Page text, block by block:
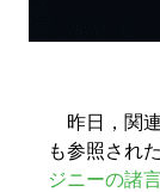
昨日，関連
も参照され
ジニーの諸言